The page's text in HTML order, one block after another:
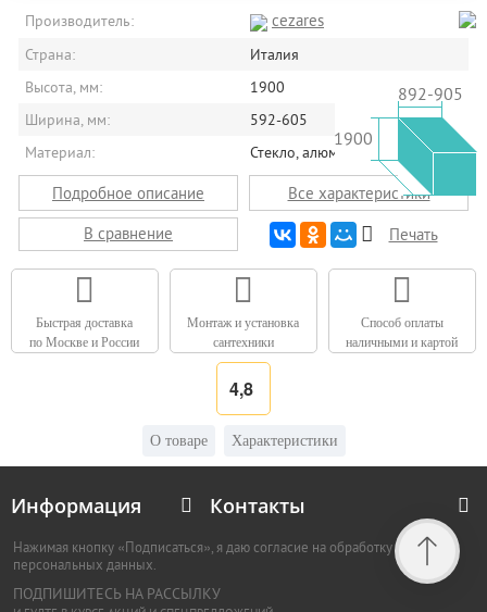
Производитель: cezares
Страна:
Италия
Высота, мм:
1900
Ширина, мм:
592-605
Материал:
Стекло, алюминий
1900
892-905
Подробное описание
Все характеристики
В сравнение
Печать
Быстрая доставка
по Москве и России
Монтаж и установка
сантехники
Способ оплаты
наличными и картой
4,8
О товаре Характеристики
Информация Контакты
Нажимая кнопку «Подписаться», я даю согласие на обработку
персональных данных.
ПОДПИШИТЕСЬ НА РАССЫЛКУ